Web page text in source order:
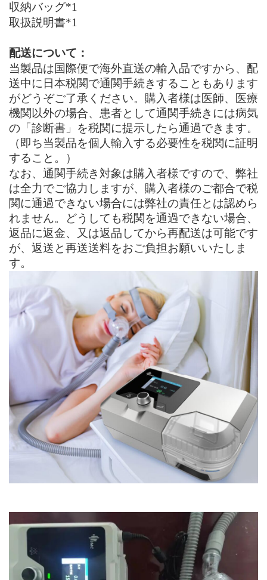
収納バッグ*1
取扱説明書*1
配送について：
当製品は国際便で海外直送の輸入品ですから、配
送中に日本税関で通関手続きすることもあります
がどうぞご了承ください。 購入者様は医師、医療
機関以外の場合、患者として通関手続きには病気
の「診断書」を税関に提示したら通過できます。
（即ち当製品を個人輸入する必要性を税関に証明
すること。
）
なお、通関手続き対象は購入者様ですので、弊社
は全力でご協力しますが、 購入者様のご都合で税
関に通過できない場合には弊社の責任とは認めら
れません。どうしても税関を通過できない場合、
返品に返金、 又は返品してから再配送は可能です
が、 返送と再送送料をおご負担お願いいたしま
す。